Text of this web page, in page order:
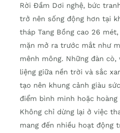
Rời Đầm Dơi nghệ, bức
trở nên sống động hơn tại
tháp Tang Bồng cao 26
mặn mở ra trước mắt như
mênh mông. Những đàn
liệng giữa nền trời và sắc
tạo nên khung cảnh giàu
điểm bình minh hoặc hoàng
Không chỉ dừng lại ở việc
mang đến nhiều hoạt động